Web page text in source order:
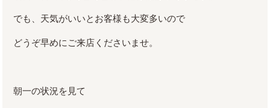
でも、天気がいいとお客様も大変多いので
どうぞ早めにご来店くださいませ。
朝一の状況を見て